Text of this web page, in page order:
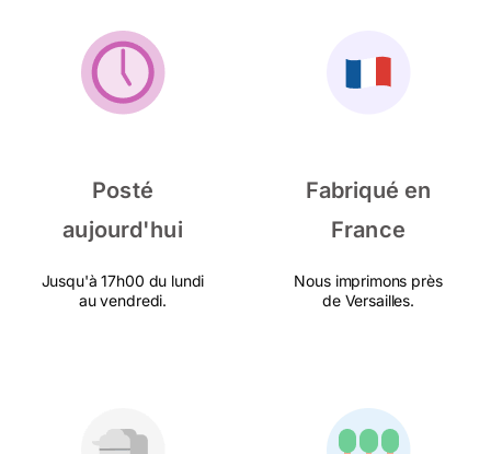
Posté
aujourd'hui
Jusqu'à 17h00 du lundi
au vendredi.
Fabriqué en
France
Nous imprimons près
de Versailles.